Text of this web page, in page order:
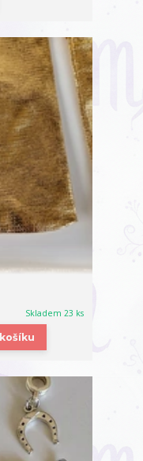
Skladem 23 ks